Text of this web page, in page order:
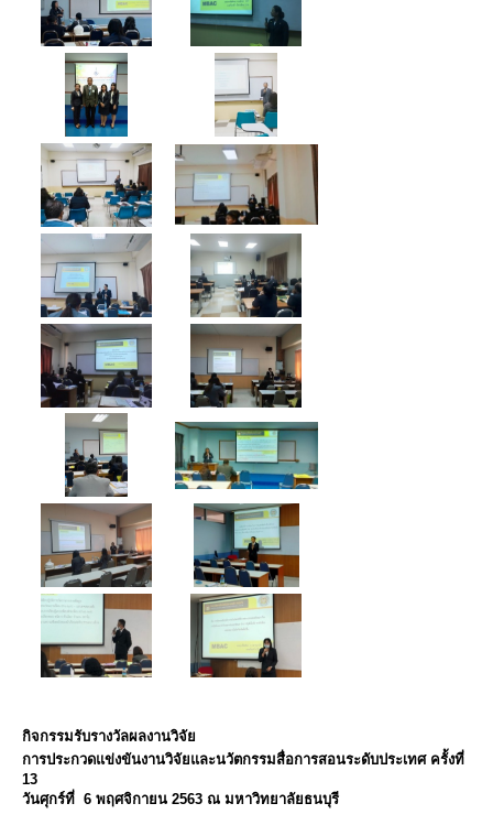
กิจกรรมรับรางวัลผลงานวิจัย
การประกวดแข่งขันงานวิจัยและนวัตกรรมสื่อการสอนระดับประเทศ ครั้งที่
13
วันศุกร์ที่ 6 พฤศจิกายน 2563 ณ มหาวิทยาลัยธนบุรี